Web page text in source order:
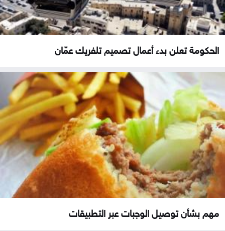
الحكومة تعلن بدء أعمال تصميم تلفريك عمّان
مهم بشأن توصيل الوجبات عبر التطبيقات